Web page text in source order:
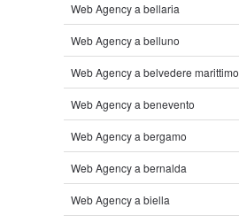
Web Agency a bellaria
Web Agency a belluno
Web Agency a belvedere marittimo
Web Agency a benevento
Web Agency a bergamo
Web Agency a bernalda
Web Agency a biella